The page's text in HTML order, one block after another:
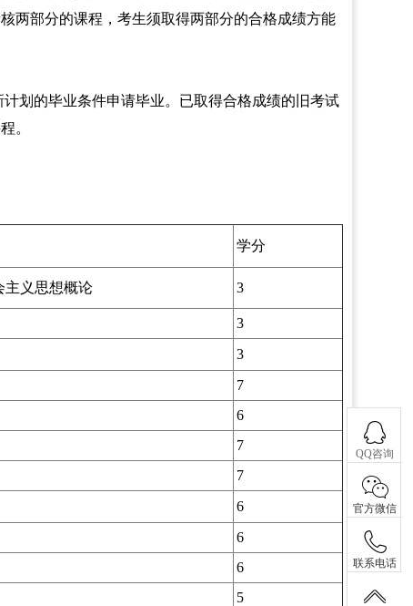
两部分的课程，考生须取得两部分的合格成绩方能
划的毕业条件申请毕业。已取得合格成绩的旧考试
。
学分
主义思想概论 3
3
3
7
6
7
7
6
6
6
5
QQ咨询
官方微信
联系电话